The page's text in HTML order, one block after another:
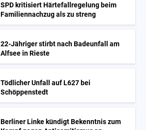
SPD kritisiert Härtefallregelung beim
Familiennachzug als zu streng
22-Jähriger stirbt nach Badeunfall am
Alfsee in Rieste
Tödlicher Unfall auf L627 bei
Schöppenstedt
Berliner Linke kündigt Bekenntnis zum